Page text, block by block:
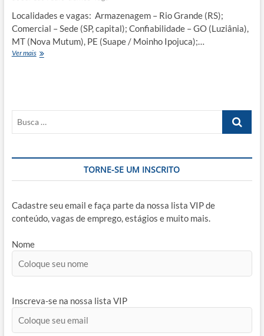
Localidades e vagas: Armazenagem – Rio Grande (RS);
Comercial – Sede (SP, capital); Confiabilidade – GO (Luziânia),
MT (Nova Mutum), PE (Suape / Moinho Ipojuca);…
Ver maisPrograma
Busca
TORNE-SE UM INSCRITO
Cadastre seu email e faça parte da nossa lista VIP de
conteúdo, vagas de emprego, estágios e muito mais.
Nome
Inscreva-se na nossa lista VIP